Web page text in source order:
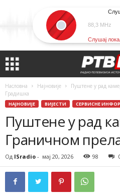
88,3 MHz
Слушај
Насловна Најновије
Пуштене у рад
Градишка
НАЈНОВИЈЕ ВИЈЕСТИ СЕРВИСНЕ
Пуштене у рад
Граничном
Од ISradio - мај 20, 2026 98